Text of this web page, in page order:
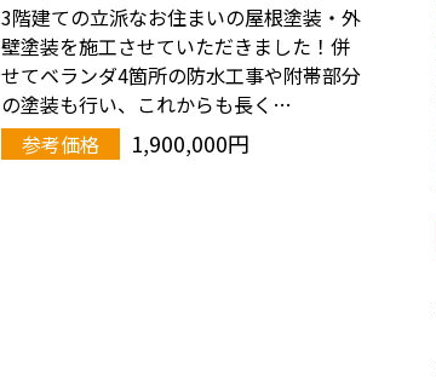
3階建ての立派なお住まいの屋根塗装・外
壁塗装を施工させていただきました！併
せてベランダ4箇所の防水工事や附帯部分
の塗装も行い、これからも長く…
参考価格
1,900,000円